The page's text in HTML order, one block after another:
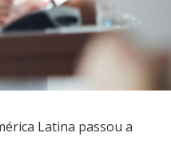
Latina passou a